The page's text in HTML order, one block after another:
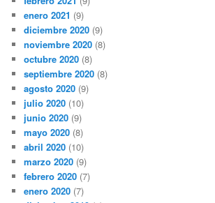
enero 2021 (9)
diciembre 2020 (9)
noviembre 2020 (8)
octubre 2020 (8)
septiembre 2020 (8)
agosto 2020 (9)
julio 2020 (10)
junio 2020 (9)
mayo 2020 (8)
abril 2020 (10)
marzo 2020 (9)
febrero 2020 (7)
enero 2020 (7)